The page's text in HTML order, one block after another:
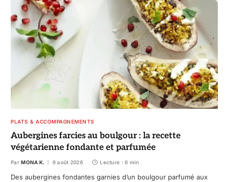
PLATS & ACCOMPAGNEMENTS
Aubergines farcies au boulgour : la recette
végétarienne fondante et parfumée
Par MONA K. 9 août 2026 Lecture : 6 min
Des aubergines fondantes garnies d’un boulgour parfumé aux